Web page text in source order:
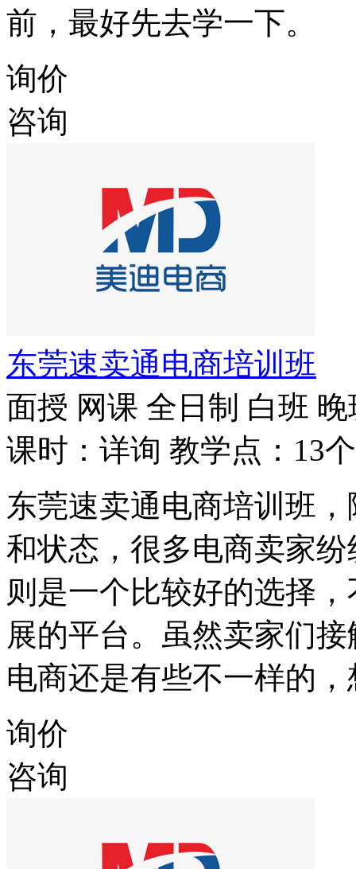
前，最好先去学一下。
询价
咨询
东莞速卖通电商培训班
面授 网课 全日制 白班 晚
课时：详询 教学点：13个
东莞速卖通电商培训班
和状态，很多电商卖家
则是一个比较好的选择
展的平台。虽然卖家们
电商还是有些不一样的
询价
咨询